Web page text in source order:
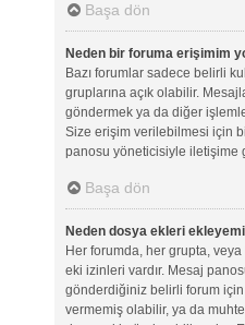
Başa dön
Neden bir foruma erişimim
Bazı forumlar sadece belirli
gruplarına açık olabilir.
göndermek ya da diğer
Size erişim verilebilmesi için
panosu yöneticisiyle iletişime
Başa dön
Neden dosya ekleri
Her forumda, her grupta,
eki izinleri vardır. Mesaj
gönderdiğiniz belirli forum
vermemiş olabilir, ya da